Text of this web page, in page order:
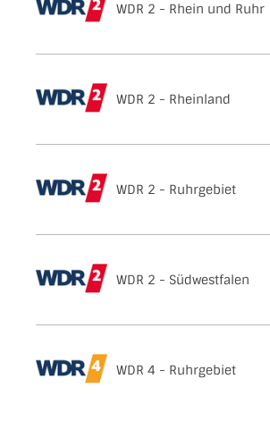
WDR 2 - Rhein und Ruhr
WDR 2 - Rheinland
WDR 2 - Ruhrgebiet
WDR 2 - Südwestfalen
WDR 4 - Ruhrgebiet